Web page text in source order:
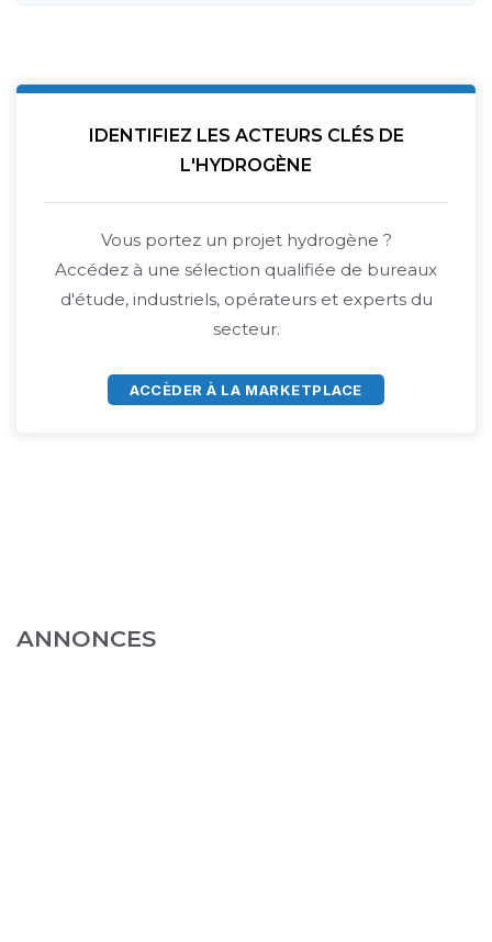
IDENTIFIEZ LES ACTEURS CLÉS DE
L'HYDROGÈNE
Vous portez un projet hydrogène ?
Accédez à une sélection qualifiée de bureaux
d'étude, industriels, opérateurs et experts du
secteur.
ACCÈDER À LA MARKETPLACE
ANNONCES